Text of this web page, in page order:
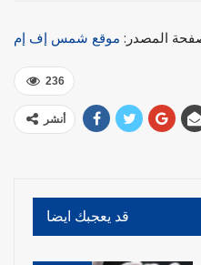
المصدر: موقع شمس إف إم
236
أنشر
قد يعجبك ايضا